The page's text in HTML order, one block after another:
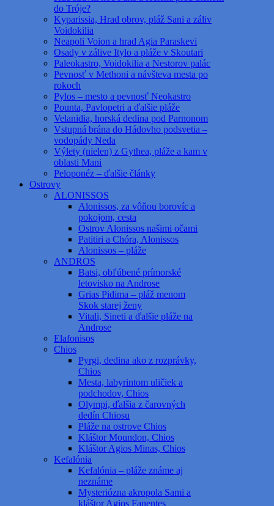
do Tróje?
Kyparissia, Hrad obrov, pláž Sani a záliv
Voidokilia
Neapoli Voion a hrad Agia Paraskevi
Osady v zálive Itylo a pláže v Skoutari
Paleokastro, Voidokilia a Nestorov palác
Pevnosť v Methoni a návšteva mesta po
rokoch
Pylos – mesto a pevnosť Neokastro
Pounta, Pavlopetri a ďalšie pláže
Velanidia, horská dedina pod Parnonom
Vstupná brána do Hádovho podsvetia –
vodopády Neda
Výlety (nielen) z Gythea, pláže a kam v
oblasti Mani
Peloponéz – ďalšie články
Ostrovy
ALONISSOS
Alonissos, za vôňou borovíc a
pokojom, cesta
Ostrov Alonissos našimi očami
Patitiri a Chóra, Alonissos
Alonissos – pláže
ANDROS
Batsi, obľúbené prímorské
letovisko na Androse
Grias Pidima – pláž menom
Skok starej ženy
Vitali, Sineti a ďalšie pláže na
Androse
Elafonisos
Chios
Pyrgi, dedina ako z rozprávky,
Chios
Mesta, labyrintom uličiek a
podchodov, Chios
Olympi, ďalšia z čarovných
dedín Chiosu
Pláže na ostrove Chios
Kláštor Moundon, Chios
Kláštor Agios Minas, Chios
Kefalónia
Kefalónia – pláže známe aj
neznáme
Mysteriózna akropola Sami a
kláštor Agios Fanentes